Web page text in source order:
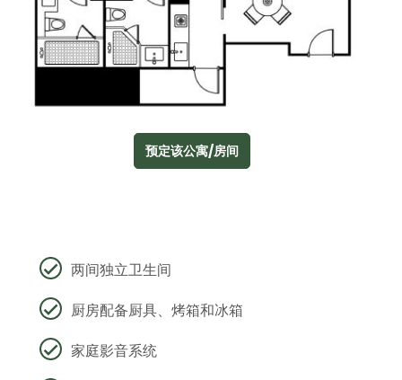
预定该公寓/房间
两间独立卫生间
厨房配备厨具、烤箱和冰箱
家庭影音系统